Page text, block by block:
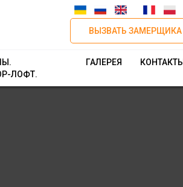
ВЫЗВАТЬ ЗАМЕРЩИКА
ЛОФТ.
ГАЛЕРЕЯ КОНТАКТЫ